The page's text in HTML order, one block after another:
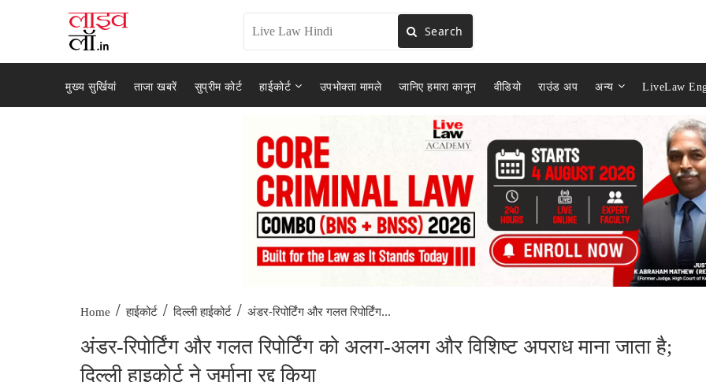
Search
मुख्य सुर्खियां ताजा खबरें सुप्रीम कोर्ट हाईकोर्ट उपभोक्ता मामले जानिए हमारा कानून वीडियो राउंड अप अन्य LiveLaw
Home / हाईकोर्ट / दिल्ली हाईकोर्ट / अंडर-रिपोर्टिंग और गलत रिपोर्टिंग...
अंडर-रिपोर्टिंग और गलत रिपोर्टिंग को अलग-अलग और विशिष्ट अपराध माना जाता है;
दिल्ली हाइकोर्ट ने जुर्माना रद्द किया